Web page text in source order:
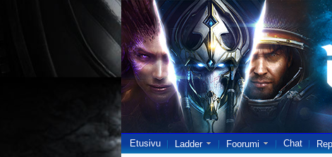
Etusivu Ladder Foorumi Chat